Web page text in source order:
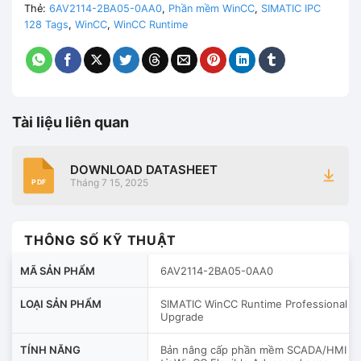
Thẻ: 6AV2114-2BA05-0AA0, Phần mềm WinCC, SIMATIC IPC
128 Tags, WinCC, WinCC Runtime
Tài liệu liên quan
PDF
DOWNLOAD DATASHEET
Tháng 7 15, 2025
THÔNG SỐ KỸ THUẬT
MÃ SẢN PHẨM 6AV2114-2BA05-0AA0
LOẠI SẢN PHẨM
SIMATIC WinCC Runtime Professional
Upgrade
TÍNH NĂNG
Bản nâng cấp phần mềm SCADA/HMI